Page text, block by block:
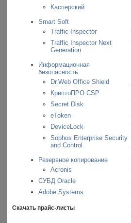
Касперский
Smart Soft
Traffic Inspector
Traffic Inspector Next
Generation
Информационная
безопасность
Dr.Web Office Shield
КриптоПРО CSP
Secret Disk
eToken
DeviceLock
Sophos Enterprise Security
and Control
Резервное копирование
Acronis
СУБД Oracle
Adobe Systems
Скачать прайс-листы